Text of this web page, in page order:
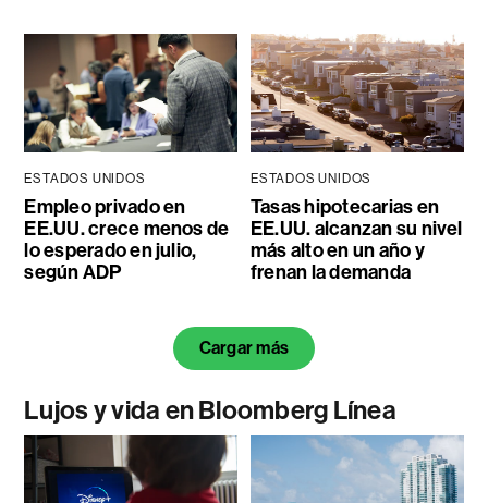
ESTADOS UNIDOS
Empleo privado en
EE.UU. crece menos de
lo esperado en julio,
según ADP
ESTADOS UNIDOS
Tasas hipotecarias en
EE.UU. alcanzan su nivel
más alto en un año y
frenan la demanda
Cargar más
Lujos y vida en Bloomberg Línea